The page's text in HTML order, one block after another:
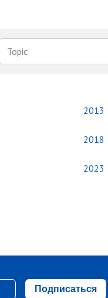
Topic
2013
2018
2023
Подписаться